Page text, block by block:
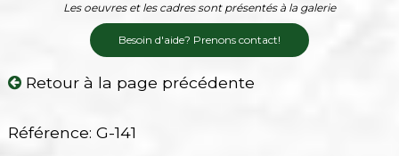
Les oeuvres et les cadres sont présentés à la galerie
Besoin d'aide? Prenons contact!
Retour à la page précédente
Référence: G-141